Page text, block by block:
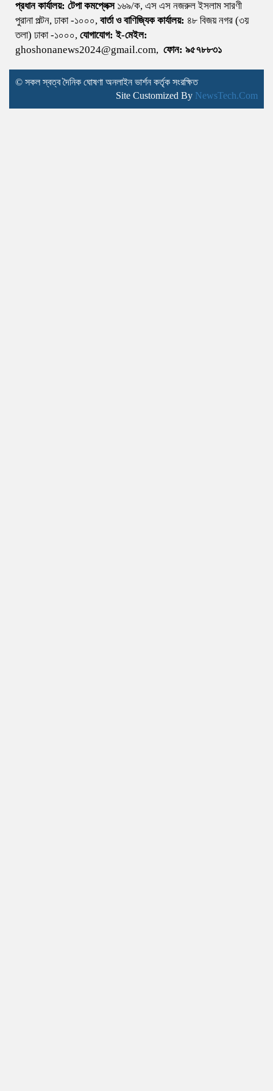
প্রধান কার্যালয়: টেপা কমপ্লেক্স ১৬৯/ক, এস এস নজরুল ইসলাম সারণী
পুরানা পল্টন, ঢাকা -১০০০, বার্তা ও বাণিজ্যিক কার্যালয়: ৪৮ বিজয় নগর (৩য়
তলা) ঢাকা -১০০০, যোগাযোগ: ই-মেইল:
ghoshonanews2024@gmail.com, ফোন: ৯৫৭৮৮৩১
© সকল স্বত্ব দৈনিক ঘোষণা অনলাইন ভার্শন কর্তৃক সংরক্ষিত
Site Customized By NewsTech.Com